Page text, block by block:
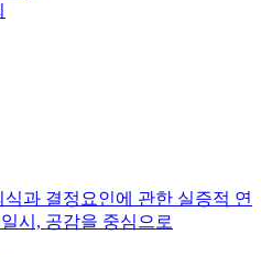
과 결정요인에 관한 실증적 연
시, 공감을 중심으로